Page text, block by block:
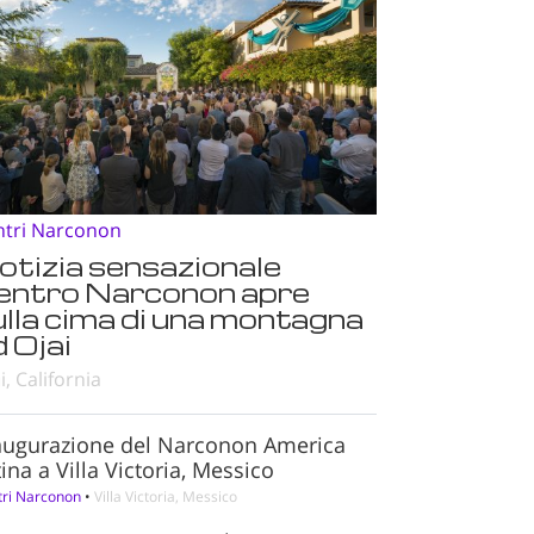
Narconon
sensazionale
Narconon apre
cima di una montagna
Ojai
California
del Narconon America
a Villa Victoria, Messico
Narconon • Villa Victoria, Messico